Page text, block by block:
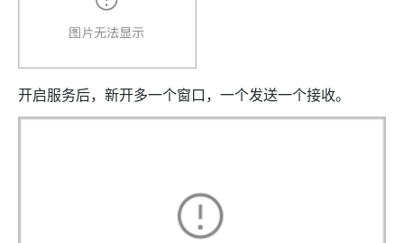
开启服务后，新开多一个窗口，一个发送一个接收。